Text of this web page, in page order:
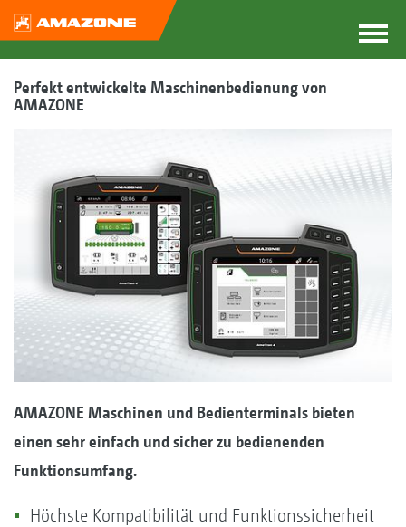
Perfekt entwickelte Maschinen­bedienung von
AMAZONE
AMAZONE Maschinen und Bedienterminals bieten
einen sehr einfach und sicher zu bedienenden
Funktionsumfang.
Höchste Kompatibilität und Funktionssicherheit